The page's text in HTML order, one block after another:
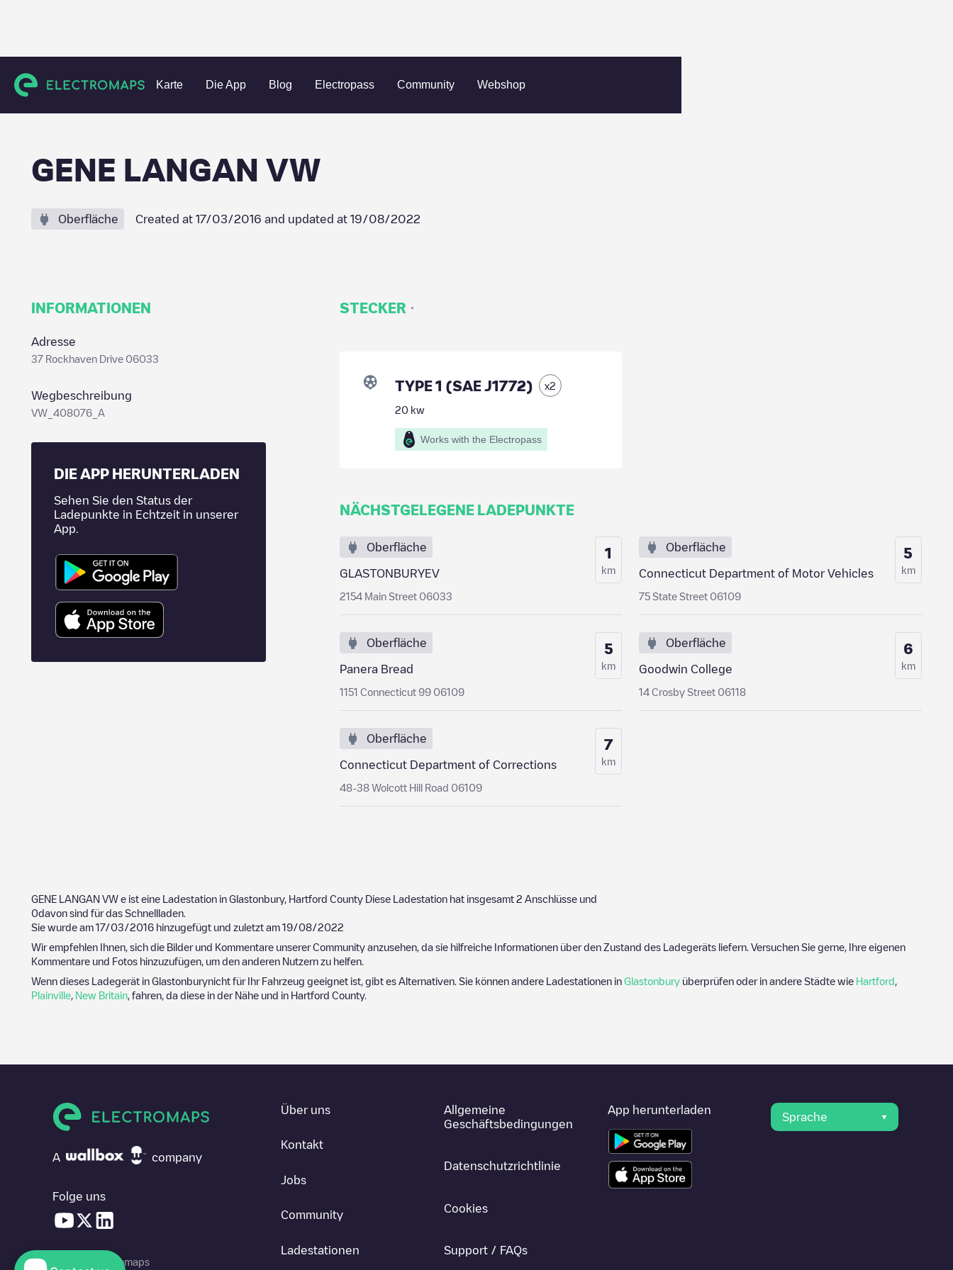
Karte Die App Blog Electropass Community Webshop
Charging stations Vereinigte Staaten Hartford County Glastonbury GENE LANGAN VW
GENE LANGAN VW
Oberfläche Created at 17/03/2016 and updated at 19/08/2022
INFORMATIONEN
Adresse
37 Rockhaven Drive 06033
Wegbeschreibung
VW_408076_A
DIE APP HERUNTERLADEN
Sehen Sie den Status der
Ladepunkte in Echtzeit in unserer
App.
STECKER ·
TYPE 1 (SAE J1772) x2
20kw
Works with the Electropass
NÄCHSTGELEGENE LADEPUNKTE
Oberfläche
GLASTONBURYEV
2154 Main Street 06033
1
km
Oberfläche
Connecticut Department of Motor Vehicles
75 State Street 06109
5
km
Oberfläche
Panera Bread
1151 Connecticut 99 06109
5
km
Oberfläche
Goodwin College
14 Crosby Street 06118
6
km
Oberfläche
Connecticut Department of Corrections
48-38 Wolcott Hill Road 06109
7
km
GENE LANGAN VW e ist eine Ladestation in Glastonbury, Hartford County Diese Ladestation hat insgesamt 2 Anschlüsse und
0davon sind für das Schnellladen.
Sie wurde am 17/03/2016 hinzugefügt und zuletzt am 19/08/2022
Wir empfehlen Ihnen, sich die Bilder und Kommentare unserer Community anzusehen, da sie hilfreiche Informationen über den Zustand des Ladegeräts liefern. Versuchen Sie gerne, Ihre eigenen
Kommentare und Fotos hinzuzufügen, um den anderen Nutzern zu helfen.
Wenn dieses Ladegerät in Glastonburynicht für Ihr Fahrzeug geeignet ist, gibt es Alternativen. Sie können andere Ladestationen in Glastonbury überprüfen oder in andere Städte wie Hartford
Plainville New Britain , fahren, da diese in der Nähe und in Hartford County.
A company
Folge uns
© 2026 Electromaps
Über uns
Kontakt
Jobs
Community
Ladestationen
Allgemeine
Geschäftsbedingungen
Datenschutzrichtlinie
Cookies
Support / FAQs
App herunterladen
Sprache